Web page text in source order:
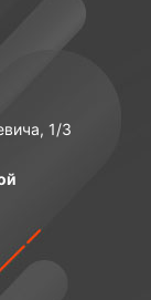
1/3